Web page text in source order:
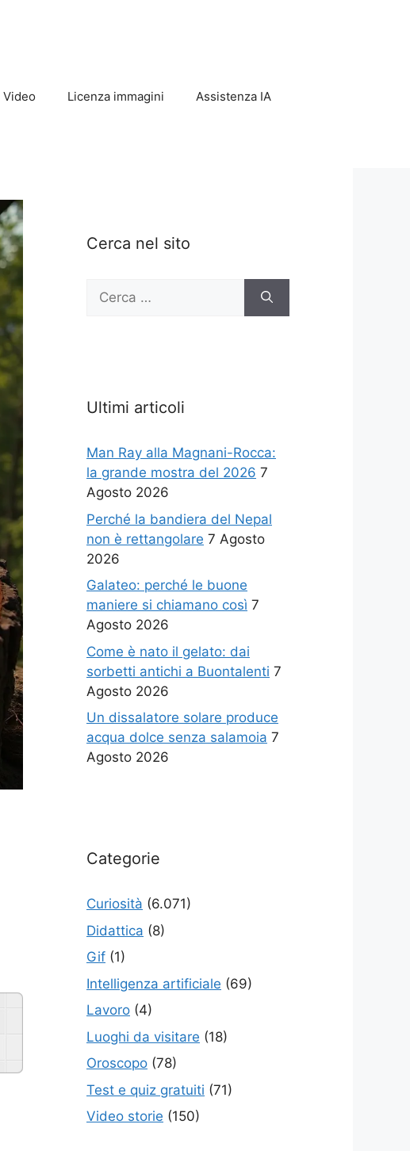
Video Licenza immagini Assistenza IA
Cerca nel sito
Ricerca
Ultimi articoli
Man Ray alla Magnani-Rocca:
la grande mostra del 2026 7
Agosto 2026
Perché la bandiera del Nepal
non è rettangolare 7 Agosto
2026
Galateo: perché le buone
maniere si chiamano così 7
Agosto 2026
Come è nato il gelato: dai
sorbetti antichi a Buontalenti 7
Agosto 2026
Un dissalatore solare produce
acqua dolce senza salamoia 7
Agosto 2026
Categorie
Curiosità (6.071)
Didattica (8)
Gif (1)
Intelligenza artificiale (69)
Lavoro (4)
Luoghi da visitare (18)
Oroscopo (78)
Test e quiz gratuiti (71)
Video storie (150)